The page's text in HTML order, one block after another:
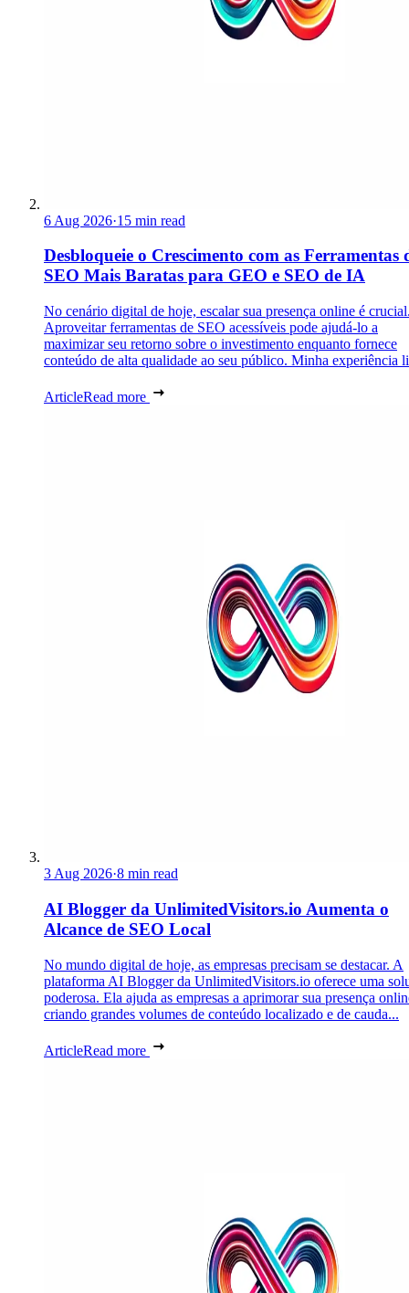
6 Aug 2026·15 min read
Desbloqueie o Crescimento com as Ferramentas
SEO Mais Baratas para GEO e SEO de IA
No cenário digital de hoje, escalar sua presença online é
Aproveitar ferramentas de SEO acessíveis pode ajudá-lo a
maximizar seu retorno sobre o investimento enquanto fornece
conteúdo de alta qualidade ao seu público. Minha experiência
ArticleRead more
3 Aug 2026·8 min read
AI Blogger da UnlimitedVisitors.io Aumenta o
Alcance de SEO Local
No mundo digital de hoje, as empresas precisam se destacar. A
plataforma AI Blogger da UnlimitedVisitors.io oferece uma
poderosa. Ela ajuda as empresas a aprimorar sua presença
criando grandes volumes de conteúdo localizado e de cauda...
ArticleRead more